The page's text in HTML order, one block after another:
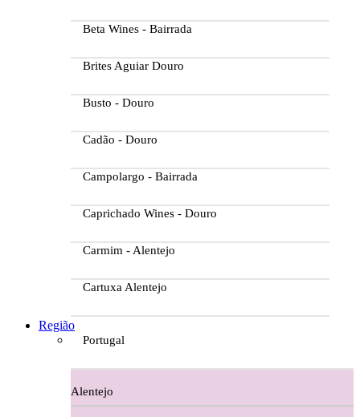
Beta Wines - Bairrada
Brites Aguiar Douro
Busto - Douro
Cadão - Douro
Campolargo - Bairrada
Caprichado Wines - Douro
Carmim - Alentejo
Cartuxa Alentejo
Casa Dos Migueis Douro
Região
Portugal
Alentejo